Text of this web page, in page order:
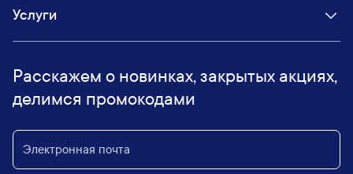
Услуги
Расскажем о новинках, закрытых акциях,
делимся промокодами